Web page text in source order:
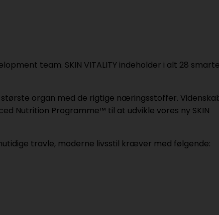
team. SKIN VITALITY indeholder i alt 28 smarte
organ med de rigtige næringsstoffer.
Nutrition Programme™ til at udvikle vores ny SKIN
travle, moderne livsstil kræver med følgende: